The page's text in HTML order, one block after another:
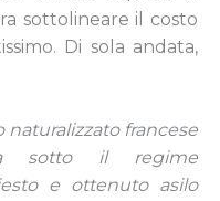
sottolineare il costo
Di sola andata,
francese
sotto il regime
e ottenuto asilo